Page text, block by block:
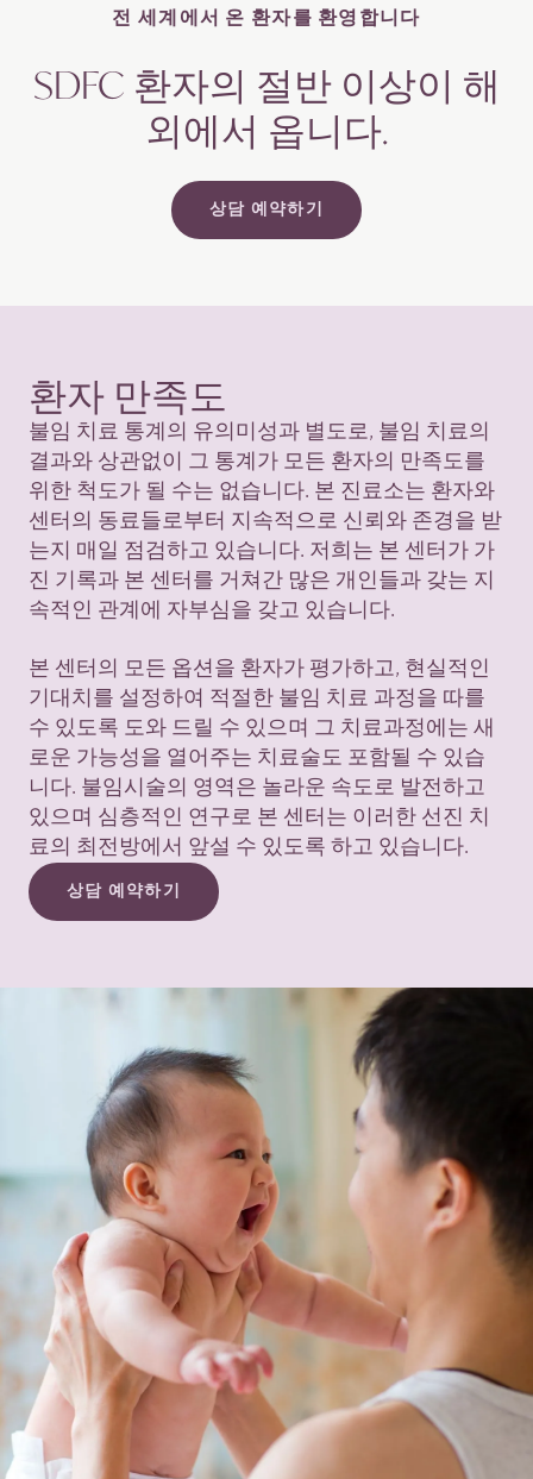
전 세계에서 온 환자를 환영합니다
SDFC 환자의 절반 이상이 해
외에서 옵니다.
상담 예약하기
환자 만족도
불임 치료 통계의 유의미성과 별도로, 불임 치료의
결과와 상관없이 그 통계가 모든 환자의 만족도를
위한 척도가 될 수는 없습니다. 본 진료소는 환자와
센터의 동료들로부터 지속적으로 신뢰와 존경을 받
는지 매일 점검하고 있습니다. 저희는 본 센터가 가
진 기록과 본 센터를 거쳐간 많은 개인들과 갖는 지
속적인 관계에 자부심을 갖고 있습니다.
본 센터의 모든 옵션을 환자가 평가하고, 현실적인
기대치를 설정하여 적절한 불임 치료 과정을 따를
수 있도록 도와 드릴 수 있으며 그 치료과정에는 새
로운 가능성을 열어주는 치료술도 포함될 수 있습
니다. 불임시술의 영역은 놀라운 속도로 발전하고
있으며 심층적인 연구로 본 센터는 이러한 선진 치
료의 최전방에서 앞설 수 있도록 하고 있습니다.
상담 예약하기